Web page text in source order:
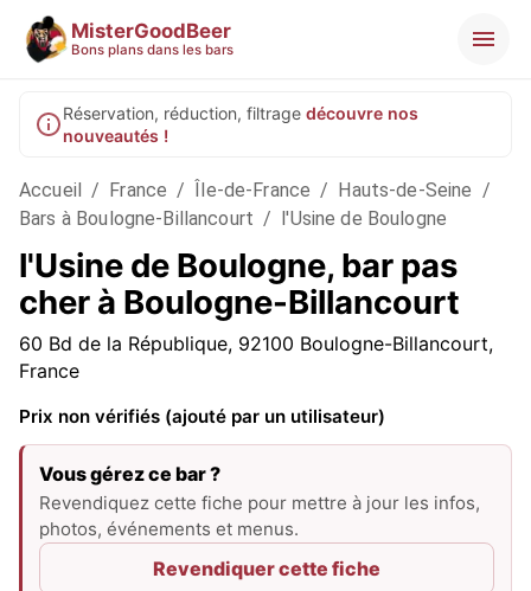
MisterGoodBeer
Bons plans dans les bars
Réservation, réduction, filtrage découvre nos
nouveautés !
Accueil / France / Île-de-France / Hauts-de-Seine /
Bars à Boulogne-Billancourt / l'Usine de Boulogne
l'Usine de Boulogne, bar pas
cher à Boulogne-Billancourt
60 Bd de la République, 92100 Boulogne-Billancourt,
France
Prix non vérifiés (ajouté par un utilisateur)
Vous gérez ce bar ?
Revendiquez cette fiche pour mettre à jour les infos,
photos, événements et menus.
Revendiquer cette fiche